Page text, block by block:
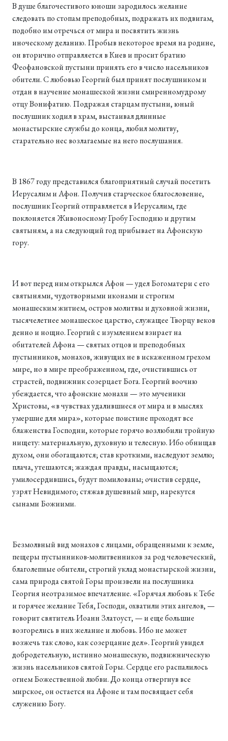
В душе благочестивого юноши зародилось желание
следовать по стопам преподобных, подражать их подвигам,
подобно им отречься от мира и посвятить жизнь
иноческому деланию. Пробыв некоторое время на родине,
он вторично отправляется в Киев и просит братию
Феофановской пустыни принять его в число насельников
обители. С любовью Георгий был принят послушником и
отдан в научение монашеской жизни смиренномудрому
отцу Вонифатию. Подражая старцам пустыни, юный
послушник ходил в храм, выстаивал длинные
монастырские службы до конца, любил молитву,
старательно нес возлагаемые на него послушания.
В 1867 году представился благоприятный случай посетить
Иерусалим и Афон. Получив старческое благословение,
послушник Георгий отправляется в Иерусалим, где
поклоняется Живоносному Гробу Господню и другим
святыням, а на следующий год прибывает на Афонскую
гору.
И вот перед ним открылся Афон — удел Богоматери с его
святынями, чудотворными иконами и строгим
монашеским житием, остров молитвы и духовной жизни,
тысячелетнее монашеское царство, служащее Творцу веков
денно и нощно. Георгий с изумлением взирает на
обитателей Афона — святых отцов и преподобных
пустынников, монахов, живущих не в искаженном грехом
мире, но в мире преображенном, где, очистившись от
страстей, подвижник созерцает Бога. Георгий воочию
убеждается, что афонские монахи — это мученики
Христовы, «в чувствах удалившиеся от мира и в мыслях
умершие для мира», которые поистине проходят все
блаженства Господни, которые горячо возлюбили тройную
нищету: материальную, духовную и телесную. Ибо обнищав
духом, они обогащаются; став кроткими, наследуют землю;
плача, утешаются; жаждая правды, насыщаются;
умилосердившись, будут помилованы; очистив сердце,
узрят Невидимого; стяжав душевный мир, нарекутся
сынами Божиими.
Безмолвный вид монахов с лицами, обращенными к земле,
пещеры пустынников-молитвенников за род человеческий,
благолепные обители, строгий уклад монастырской жизни,
сама природа святой Горы произвели на послушника
Георгия неотразимое впечатление. «Горячая любовь к Тебе
и горячее желание Тебя, Господи, охватили этих ангелов, —
говорит святитель Иоанн Златоуст, — и еще большие
возгорелись в них желание и любовь. Ибо не может
возжечь так слово, как созерцание дел». Георгий увидел
добродетельную, истинно монашескую, подвижническую
жизнь насельников святой Горы. Сердце его распалилось
огнем Божественной любви. До конца отвергнув все
мирское, он остается на Афоне и там посвящает себя
служению Богу.